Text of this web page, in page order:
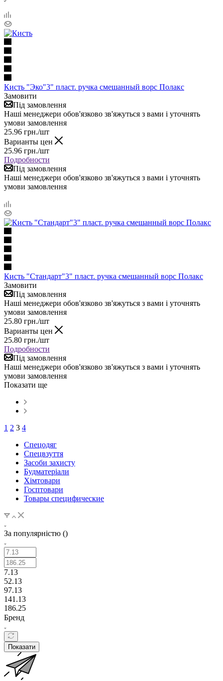
Кисть "Эко"3" пласт. ручка смешанный ворс Полакс
Замовити
Під замовлення
Наші менеджери обов'язково зв'яжуться з вами і уточнять
умови замовлення
25.96 грн./шт
Варианты цен
25.96 грн./шт
Подробности
Під замовлення
Наші менеджери обов'язково зв'яжуться з вами і уточнять
умови замовлення
Кисть "Стандарт"3" пласт. ручка смешанный ворс Полакс
Замовити
Під замовлення
Наші менеджери обов'язково зв'яжуться з вами і уточнять
умови замовлення
25.80 грн./шт
Варианты цен
25.80 грн./шт
Подробности
Під замовлення
Наші менеджери обов'язково зв'яжуться з вами і уточнять
умови замовлення
Показати ще
1 2 3 4
Спецодяг
Спецвзуття
Засоби захисту
Будматеріали
Хімтовари
Госптовари
Товары специфические
За популярністю ()
7.13
52.13
97.13
141.13
186.25
Бренд
Показати